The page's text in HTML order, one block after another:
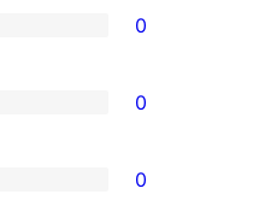
0
0
0